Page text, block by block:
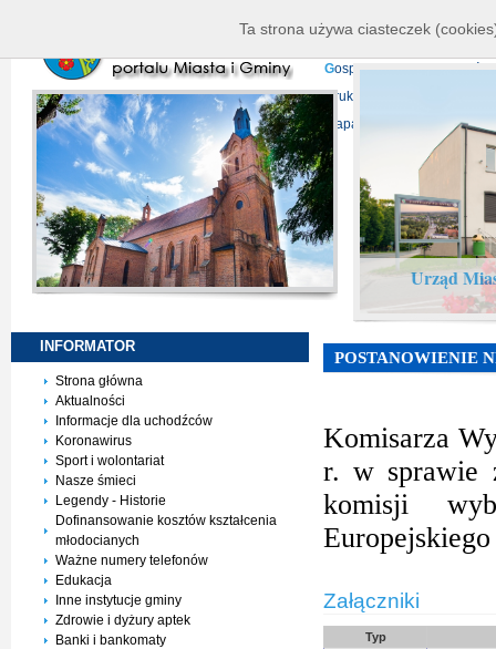
P
rojekty europejskie
Gospodarka
D ruki do pobrania
Mapa serwisu
Urząd
INFORMATOR
Strona główna
Aktualności
Informacje dla uchodźców
Koronawirus
Sport i wolontariat
Nasze śmieci
Legendy - Historie
Dofinansowanie kosztów kształcenia
młodocianych
Ważne numery telefonów
Edukacja
Inne instytucje gminy
Zdrowie i dyżury aptek
Banki i bankomaty
POSTANOWIENIE
Komisarza
r. w sprawie
komisji
Załączniki
Typ
Ta strona używa ciasteczek